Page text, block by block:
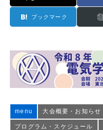
ブックマーク
menu 大会概要・お知らせ
プログラム・スケジュール